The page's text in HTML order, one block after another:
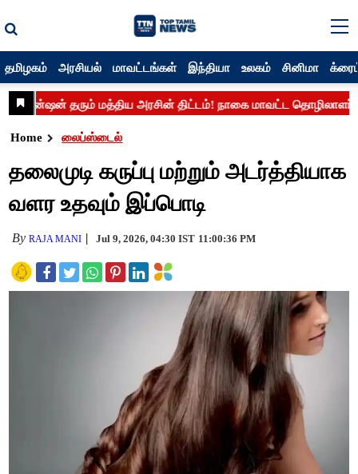
தமிழகம் அரசியல் மாவட்டங்கள் இந்தியா உலகம் சினிமா
Home லைப்ஸ்டைல்
தலைமுடி கருப்பு மற்றும் அடர்த்தியாக
வளர உதவும் இப்பொடி
ByRAJA MANI Jul 9, 2026, 04:30 IST 11:00:36 PM